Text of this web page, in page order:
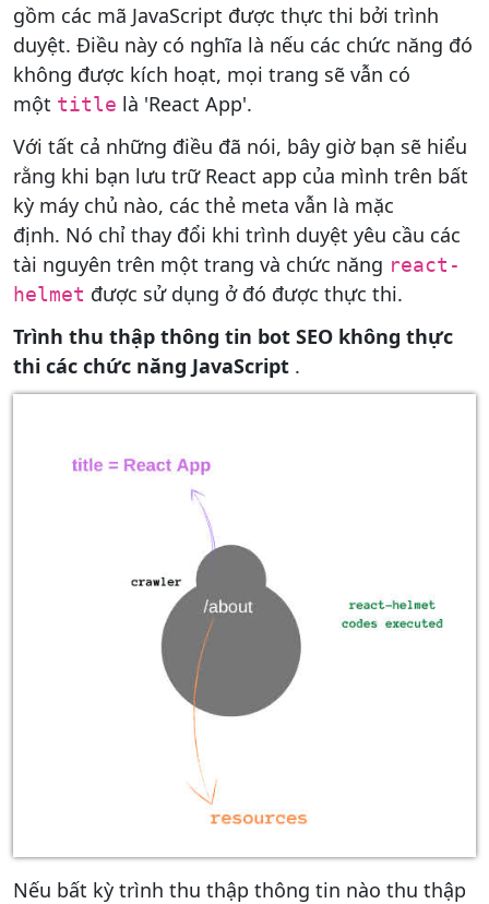
gồm các mã JavaScript được thực thi bởi trình
duyệt. Điều này có nghĩa là nếu các chức năng đó
không được kích hoạt, mọi trang sẽ vẫn có
một title là 'React App'.
Với tất cả những điều đã nói, bây giờ bạn sẽ hiểu
rằng khi bạn lưu trữ React app của mình trên bất
kỳ máy chủ nào, các thẻ meta vẫn là mặc
định. Nó chỉ thay đổi khi trình duyệt yêu cầu các
tài nguyên trên một trang và chức năng react-
helmet được sử dụng ở đó được thực thi.
Trình thu thập thông tin bot SEO không thực
thi các chức năng JavaScript .
Nếu bất kỳ trình thu thập thông tin nào thu thập